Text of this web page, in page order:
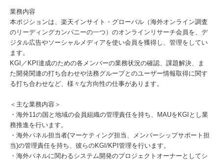
業務内容
本ポジションは、楽天インサイト・グローバル（海外オンライン調査
のリーディングカンパニーの一つ）のオンラインリサーチ会員を、デ
ジタル広告やソーシャルメディアを使い会員を獲得し、管理をしてい
ます。
KGI／KPI達成のための各メンバーの業務状況の確認、課題解決、ま
た開発関連の打ち合わせや法務グループとのユーザー情報取得に関す
る打ち合わせなど、様々な方向性の仕事があります。
＜主な業務内容＞
・海外11の国と地域の会員組織の管理責任を持ち、MAUをKGIとし業
務推進を行います。
・海外パネル担当者(マーケティング担当、メンバーシップサポート担
当)の管理責任を持ち、彼らのKGI/KPI管理を行います。
・海外パネルに関わるシステム開発のプロジェクトオーナーとしてシ